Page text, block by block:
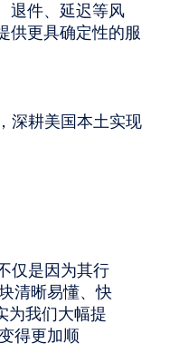
退件、延迟等风
供更具确定性的服
仅是因为其行
清晰易懂、快
为我们大幅提
得更加顺